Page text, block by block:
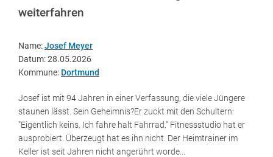
weiterfahren
Name:Josef Meyer
Datum: 28.05.2026
Kommune: Dortmund
Josef ist mit 94 Jahren in einer Verfassung, die viele Jüngere
staunen lässt. Sein Geheimnis?Er zuckt mit den Schultern:
"Eigentlich keins. Ich fahre halt Fahrrad." Fitnessstudio hat er
ausprobiert. Überzeugt hat es ihn nicht. Der Heimtrainer im
Keller ist seit Jahren nicht angerührt worde...